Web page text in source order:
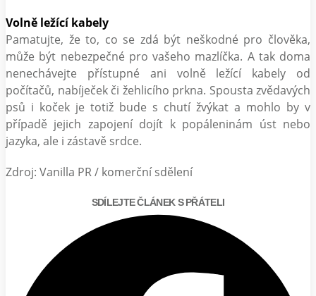
Volně ležící kabely
Pamatujte, že to, co se zdá být neškodné pro člověka,
může být nebezpečné pro vašeho mazlíčka. A tak doma
nenechávejte přístupné ani volně ležící kabely od
počítačů, nabíječek či žehlicího prkna. Spousta zvědavých
psů i koček je totiž bude s chutí žvýkat a mohlo by v
případě jejich zapojení dojít k popáleninám úst nebo
jazyka, ale i zástavě srdce.
Zdroj: Vanilla PR / komerční sdělení
SDÍLEJTE ČLÁNEK S PŘÁTELI